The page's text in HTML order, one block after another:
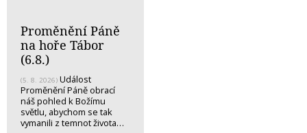
Proměnění Páně
na hoře Tábor
(6.8.)
(5. 8. 2026) Událost
Proměnění Páně obrací
náš pohled k Božímu
světlu, abychom se tak
vymanili z temnot života…